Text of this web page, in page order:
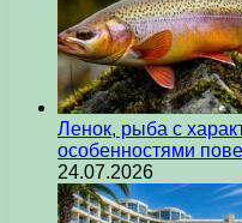
Ленок, рыба с
особенностями
24.07.2026